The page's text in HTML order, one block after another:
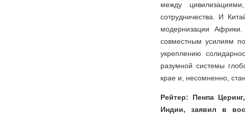
между
сотрудничества. И
модернизации
совместным усилиям
укреплению
разумной системы
крае и, несомненно,
Рейтер: Пенпа
Индии, заявил в